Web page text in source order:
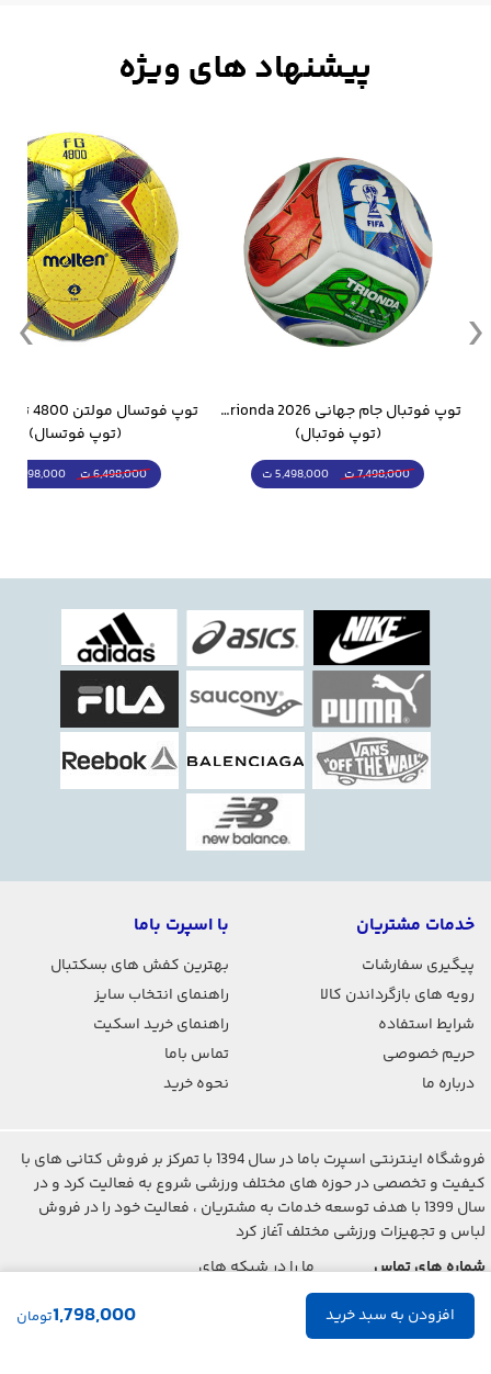
1,798,000تومان
توپ فوتبال جام جهانی 2026 Trionda مشابه اورجینال
(توپ فوتبال)
7,498,000 ت 5,498,000 ت
(توپ فوتسال)
6,498,000 ت 5,298,000 ت
خدمات مشتریان
پیگیری سفارشات
رویه های بازگرداندن کالا
شرایط استفاده
حریم خصوصی
درباره ما
با اسپرت باما
بهترین کفش های بسکتبال
راهنمای انتخاب سایز
راهنمای خرید اسکیت
تماس باما
نحوه خرید
فروشگاه اینترنتی اسپرت باما در سال 1394 با تمرکز بر فروش کتانی های با
کیفیت و تخصصی در حوزه های مختلف ورزشی شروع به فعالیت کرد و در
سال 1399 با هدف توسعه خدمات به مشتریان ، فعالیت خود را در فروش
لباس و تجهیزات ورزشی مختلف آغاز کرد
شماره های تماس
021-2842-7275
ما را در شبکه های
اجتماعی دنبال کنید